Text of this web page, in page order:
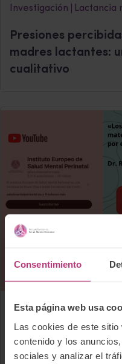
Consentimiento
Esta página web usa
Las cookies de este
contenido y los
sociales y analizar el
Investigación Lactancia
Presiones
madres lactantes:
cualitativo
1 agosto 2024
Formación Lactancia
Clase exclusiva en